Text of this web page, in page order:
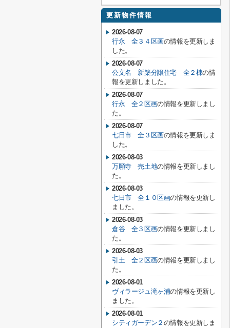
更新物件情報
2026-08-07
行永 全３４区画の情報を更新しま
した。
2026-08-07
公文名 新築分譲住宅 全２棟の情
報を更新しました。
2026-08-07
行永 全２区画の情報を更新しまし
た。
2026-08-07
七日市 全３区画の情報を更新しま
した。
2026-08-03
万願寺 売土地の情報を更新しまし
た。
2026-08-03
七日市 全１０区画の情報を更新し
ました。
2026-08-03
倉谷 全３区画の情報を更新しまし
た。
2026-08-03
引土 全２区画の情報を更新しまし
た。
2026-08-01
ヴィラージュ滝ヶ浦の情報を更新し
ました。
2026-08-01
シティガーデン２ の情報を更新しま